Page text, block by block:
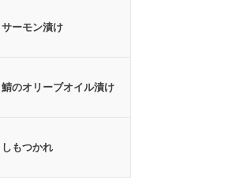
サーモン漬け
鯖のオリーブオイル漬け
しもつかれ